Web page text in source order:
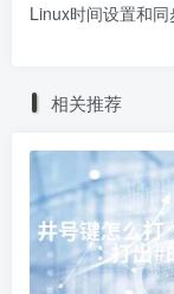
Linux时间设置和
相关推荐